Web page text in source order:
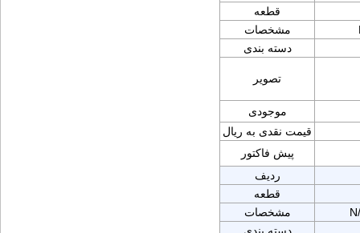
قطعه
مشخصات
دسته بندی
تصویر
موجودی
قیمت نقدی به ریال
پیش فاکتور
ردیف
قطعه
مشخصات